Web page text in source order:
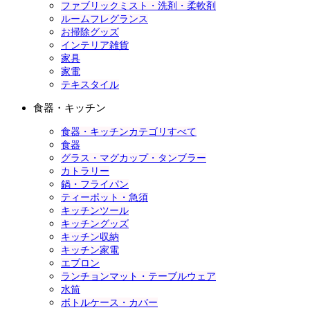
ファブリックミスト・洗剤・柔軟剤
ルームフレグランス
お掃除グッズ
インテリア雑貨
家具
家電
テキスタイル
食器・キッチン
食器・キッチンカテゴリすべて
食器
グラス・マグカップ・タンブラー
カトラリー
鍋・フライパン
ティーポット・急須
キッチンツール
キッチングッズ
キッチン収納
キッチン家電
エプロン
ランチョンマット・テーブルウェア
水筒
ボトルケース・カバー